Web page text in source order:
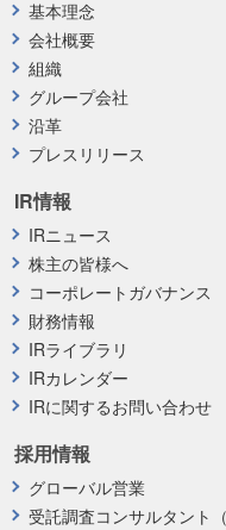
採用情報
グローバル営業
受託調査コンサルタント（
基本理念
会社概要
組織
グループ会社
沿革
プレスリリース
IR情報
IRニュース
株主の皆様へ
コーポレートガバナンス
財務情報
IRライブラリ
IRカレンダー
IRに関するお問い合わせ